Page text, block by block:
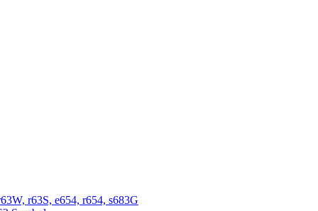
r63S, e654, r654, s683G